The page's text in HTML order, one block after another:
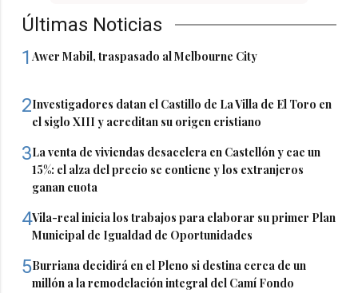
Últimas Noticias
1Awer Mabil, traspasado al Melbourne City
2Investigadores datan el Castillo de La Villa de El Toro en
el siglo XIII y acreditan su origen cristiano
3La venta de viviendas desacelera en Castellón y cae un
15%: el alza del precio se contiene y los extranjeros
ganan cuota
4Vila-real inicia los trabajos para elaborar su primer Plan
Municipal de Igualdad de Oportunidades
5Burriana decidirá en el Pleno si destina cerca de un
millón a la remodelación integral del Camí Fondo